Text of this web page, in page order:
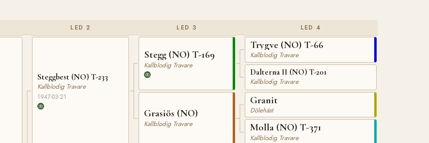
LED 2
Steggbest (NO) T-233
Kallblodig Travare
1947-03-21
LED 3
Stegg (NO) T-169
Kallblodig Travare
Grasiös (NO)
Kallblodig Travare
LED 4
Trygve (NO) T-66
Kallblodig Travare
Dalterna II (NO) T-201
Kallblodig Travare
Granit
Dölehäst
Molla (NO) T-371
Kallblodig Travare